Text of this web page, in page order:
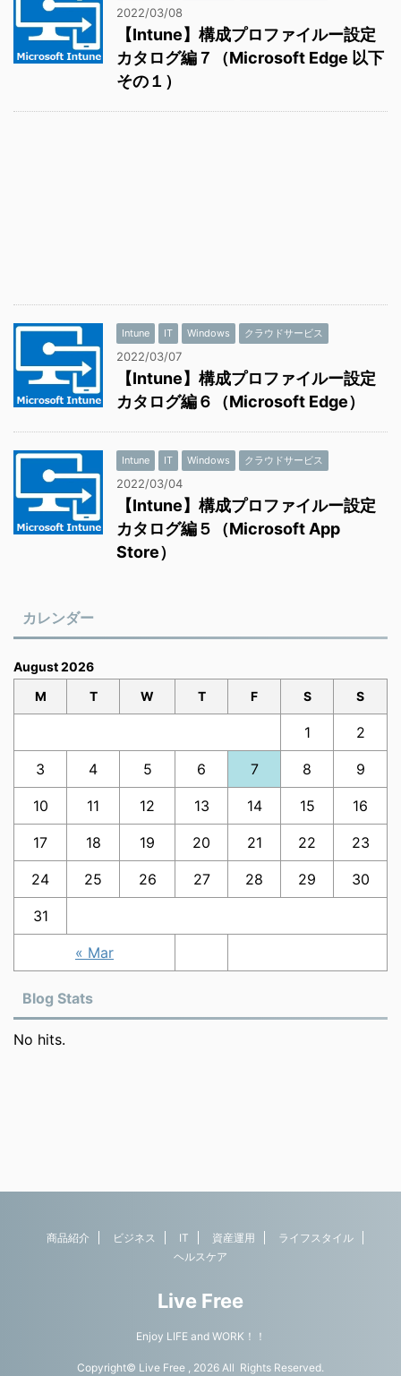
2022/03/08
【Intune】構成プロファイルー設定
カタログ編７（Microsoft Edge 以下
その１）
Intune IT Windows クラウドサービス
2022/03/07
【Intune】構成プロファイルー設定
カタログ編６（Microsoft Edge）
Intune IT Windows クラウドサービス
2022/03/04
【Intune】構成プロファイルー設定
カタログ編５（Microsoft App
Store）
カレンダー
August 2026
M
T W T F S S
« Mar
1 2
3 4 5 6 7 8 9
10 11 12 13 14 15 16
17 18 19 20 21 22 23
24 25 26 27 28 29 30
31
Blog Stats
No hits.
商品紹介 ビジネス IT 資産運用
ライフスタイル
ヘルスケア
Live Free
Enjoy LIFE and WORK！！
Copyright© Live Free , 2026 All Rights Reserved.